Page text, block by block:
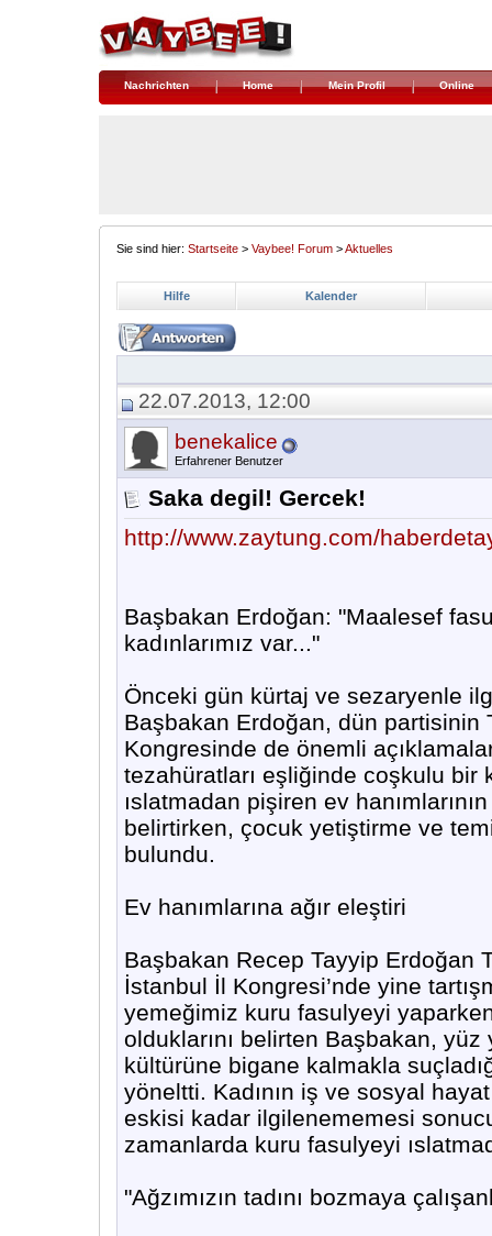
Nachrichten Home Mein Profil Online
Sie sind hier: Startseite > Vaybee! Forum >Aktuelles
Hilfe Kalender
22.07.2013, 12:00
benekalice
Erfahrener Benutzer
Saka degil! Gercek!
http://www.zaytung.com/
Başbakan Erdoğan: "Maalesef
kadınlarımız var..."
Önceki gün kürtaj ve sezaryenle
Başbakan Erdoğan, dün
Kongresinde de önemli
tezahüratları eşliğinde coşkulu
ıslatmadan pişiren ev
belirtirken, çocuk yetiştirme ve
bulundu.
Ev hanımlarına ağır eleştiri
Başbakan Recep Tayyip Erdoğan
İstanbul İl Kongresi’nde yine
yemeğimiz kuru fasulyeyi
olduklarını belirten Başbakan,
kültürüne bigane kalmakla
yöneltti. Kadının iş ve sosyal
eskisi kadar ilgilenememesi
zamanlarda kuru fasulyeyi
"Ağzımızın tadını bozmaya